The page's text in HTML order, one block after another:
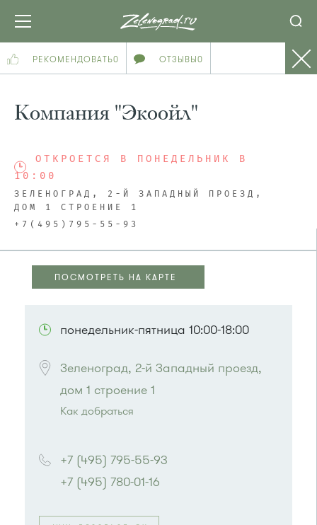
РЕКОМЕНДОВАТЬ0 ОТЗЫВЫ0
Компания "Экоойл"
ОТКРОЕТСЯ В ПОНЕДЕЛЬНИК В
10:00
ЗЕЛЕНОГРАД, 2-Й ЗАПАДНЫЙ ПРОЕЗД,
ДОМ 1 СТРОЕНИЕ 1
+7(495)795-55-93
ПОСМОТРЕТЬ НА КАРТЕ
понедельник-пятница 10:00-18:00
Зеленоград, 2-й Западный проезд,
дом 1 строение 1
Как добраться
Автобусы № 3, 6, 7, 8, 9, 11, 13, 15, 23, 32, 400,
400э
или до остановки"Автокомбинат"
Маршрутка № 128, 312, 377
+7 (495) 795-55-93
+7 (495) 780-01-16